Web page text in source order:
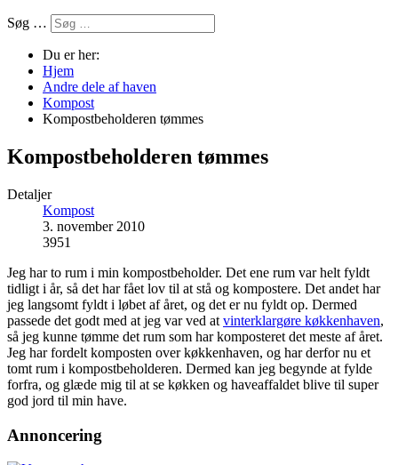
Søg …
Du er her:
Hjem
Andre dele af haven
Kompost
Kompostbeholderen tømmes
Kompostbeholderen tømmes
Detaljer
Kompost
3. november 2010
3951
Jeg har to rum i min kompostbeholder. Det ene rum var helt fyldt
tidligt i år, så det har fået lov til at stå og kompostere. Det andet har
jeg langsomt fyldt i løbet af året, og det er nu fyldt op. Dermed
passede det godt med at jeg var ved at vinterklargøre køkkenhaven,
så jeg kunne tømme det rum som har komposteret det meste af året.
Jeg har fordelt komposten over køkkenhaven, og har derfor nu et
tomt rum i kompostbeholderen. Dermed kan jeg begynde at fylde
forfra, og glæde mig til at se køkken og haveaffaldet blive til super
god jord til min have.
Annoncering